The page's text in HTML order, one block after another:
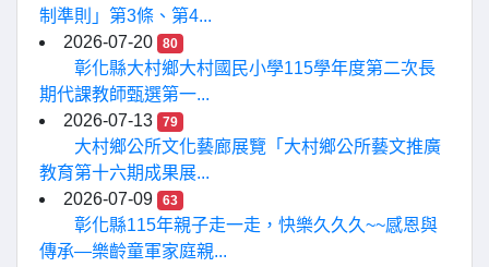
制準則」第3條、第4...
2026-07-20
80
彰化縣大村鄉大村國民小學115學年度第二次長
期代課教師甄選第一...
2026-07-13
79
大村鄉公所文化藝廊展覽「大村鄉公所藝文推廣
教育第十六期成果展...
2026-07-09
63
彰化縣115年親子走一走，快樂久久久~~感恩與
傳承—樂齡童軍家庭親...